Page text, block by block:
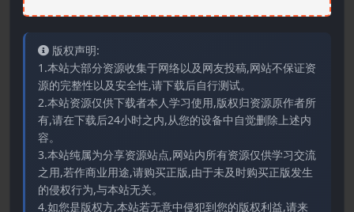
版权声明:
1.本站大部分资源收集于网络以及网友投稿,网站不保证资
源的完整性以及安全性,请下载后自行测试。
2.本站资源仅供下载者本人学习使用,版权归资源原作者所
有,请在下载后24小时之内,从您的设备中自觉删除上述内
容。
3.本站纯属为分享资源站点,网站内所有资源仅供学习交流
之用,若作商业用途,请购买正版,由于未及时购买正版发生
的侵权行为,与本站无关。
4.如您是版权方,本站若无意中侵犯到您的版权利益,请来